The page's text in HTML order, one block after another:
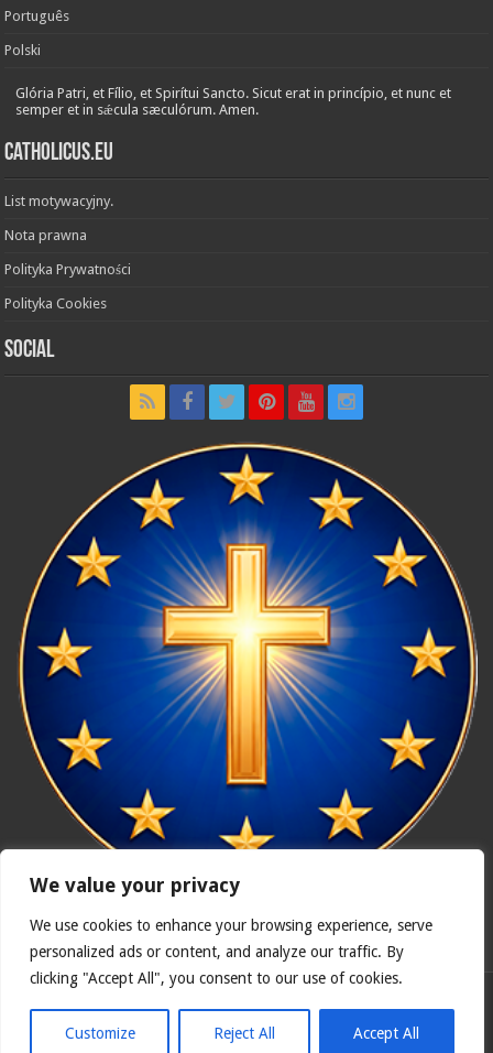
We value your privacy
We use cookies to enhance your browsing experience, serve
personalized ads or content, and analyze our traffic. By
clicking "Accept All", you consent to our use of cookies.
Customize Reject All Accept All
Português
Polski
Glória Patri, et Fílio, et Spirítui Sancto. Sicut erat in princípio, et nunc et
semper et in sǽcula sæculórum. Amen.
Catholicus.eu
List motywacyjny.
Nota prawna
Polityka Prywatności
Polityka Cookies
Social
In nómine Patris, et Fílii, et Spíritus Sancti. Amen.